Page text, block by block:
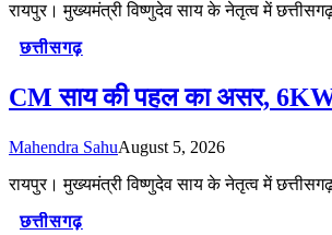
रायपुर। मुख्यमंत्री विष्णुदेव साय के नेतृत्व में
छत्तीसगढ़
CM साय की पहल का असर, 6KW
Mahendra SahuAugust 5, 2026
रायपुर। मुख्यमंत्री विष्णुदेव साय के नेतृत्व में
छत्तीसगढ़